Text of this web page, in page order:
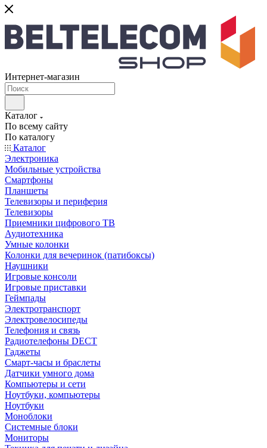
Интернет-магазин
Каталог
По всему сайту
По каталогу
Каталог
Электроника
Мобильные устройства
Смартфоны
Планшеты
Телевизоры и периферия
Телевизоры
Приемники цифрового ТВ
Аудиотехника
Умные колонки
Колонки для вечеринок (патибоксы)
Наушники
Игровые консоли
Игровые приставки
Геймпады
Электротранспорт
Электровелосипеды
Телефония и связь
Радиотелефоны DECT
Гаджеты
Смарт-часы и браслеты
Датчики умного дома
Компьютеры и сети
Ноутбуки, компьютеры
Ноутбуки
Моноблоки
Системные блоки
Мониторы